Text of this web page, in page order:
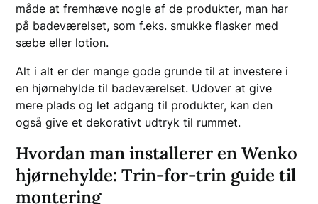
måde at fremhæve nogle af de produkter, man har
på badeværelset, som f.eks. smukke flasker med
sæbe eller lotion.
Alt i alt er der mange gode grunde til at investere i
en hjørnehylde til badeværelset. Udover at give
mere plads og let adgang til produkter, kan den
også give et dekorativt udtryk til rummet.
Hvordan man installerer en Wenko
hjørnehylde: Trin-for-trin guide til
montering